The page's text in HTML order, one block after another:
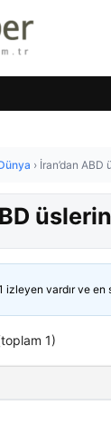
› İran’dan
izleyen vardır ve en
1)